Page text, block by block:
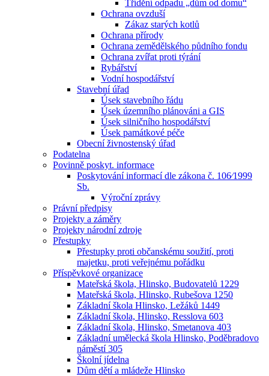
Třídění odpadu „dům od domu“
Ochrana ovzduší
Zákaz starých kotlů
Ochrana přírody
Ochrana zemědělského půdního fondu
Ochrana zvířat proti týrání
Rybářství
Vodní hospodářství
Stavební úřad
Úsek stavebního řádu
Úsek územního plánováni a GIS
Úsek silničního hospodářství
Úsek památkové péče
Obecní živnostenský úřad
Podatelna
Povinně poskyt. informace
Poskytování informací dle zákona č. 106⁄1999
Sb.
Výroční zprávy
Právní předpisy
Projekty a záměry
Projekty národní zdroje
Přestupky
Přestupky proti občanskému soužití, proti
majetku, proti veřejnému pořádku
Příspěvkové organizace
Mateřská škola, Hlinsko, Budovatelů 1229
Mateřská škola, Hlinsko, Rubešova 1250
Základní škola Hlinsko, Ležáků 1449
Základní škola, Hlinsko, Resslova 603
Základní škola, Hlinsko, Smetanova 403
Základní umělecká škola Hlinsko, Poděbradovo
náměstí 305
Školní jídelna
Dům dětí a mládeže Hlinsko